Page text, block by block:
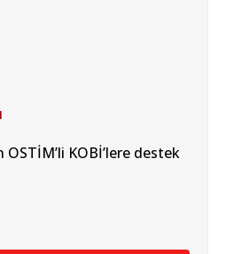
KOBİ’lere destek